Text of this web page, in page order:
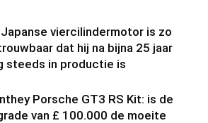
Japanse viercilindermotor is zo
dat hij na bijna 25 jaar
steeds in productie is
Porsche GT3 RS Kit: is de
van £ 100.000 de moeite